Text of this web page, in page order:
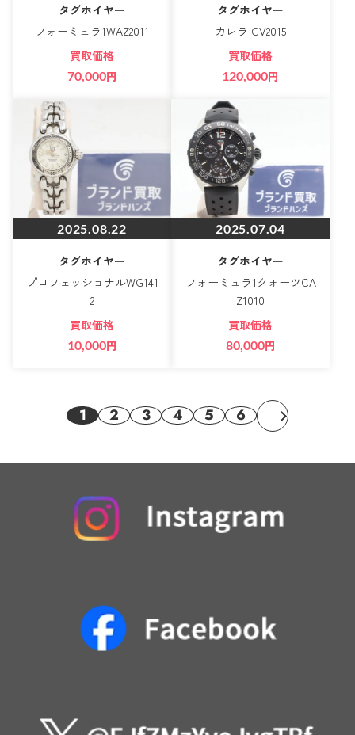
タグホイヤー
フォーミュラ1WAZ2011
買取価格
70,000円
タグホイヤー
カレラ CV2015
買取価格
120,000円
2025.08.22
タグホイヤー
プロフェッショナルWG141
2
買取価格
10,000円
2025.07.04
タグホイヤー
フォーミュラ1クォーツCA
Z1010
買取価格
80,000円
1 2 3 4 5 6